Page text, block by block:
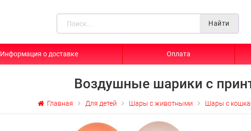
Найти
Информация о доставке Оплата
Воздушные шарики с
Главная Для детей Шары с животными Шары с